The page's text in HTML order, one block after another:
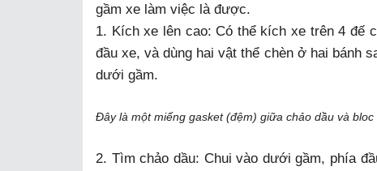
gầm xe làm việc là được.
1. Kích xe lên cao: Có thể kích xe trên 4 đế
đầu xe, và dùng hai vật thể chèn ở hai bánh
dưới gầm.
Đây là một miếng gasket (đệm) giữa chảo dầu và bloc
2. Tìm chảo dầu: Chui vào dưới gầm, phía